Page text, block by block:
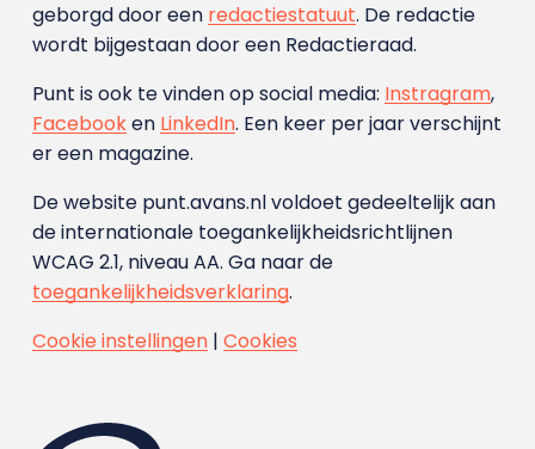
geborgd door een redactiestatuut. De redactie
wordt bijgestaan door een Redactieraad.
Punt is ook te vinden op social media: Instragram,
Facebooken LinkedIn. Een keer per jaar verschijnt
er een magazine.
De website punt.avans.nl voldoet gedeeltelijk aan
de internationale toegankelijkheidsrichtlijnen
WCAG 2.1, niveau AA. Ga naar de
toegankelijkheidsverklaring.
Cookie instellingen| Cookies